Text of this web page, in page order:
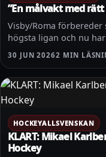
”En målvakt med rätt
Visby/Roma
högsta ligan och nu
30 JUN 20262 MIN
HOCKEYALLSVENSKAN
KLART: Mikael
Hockey